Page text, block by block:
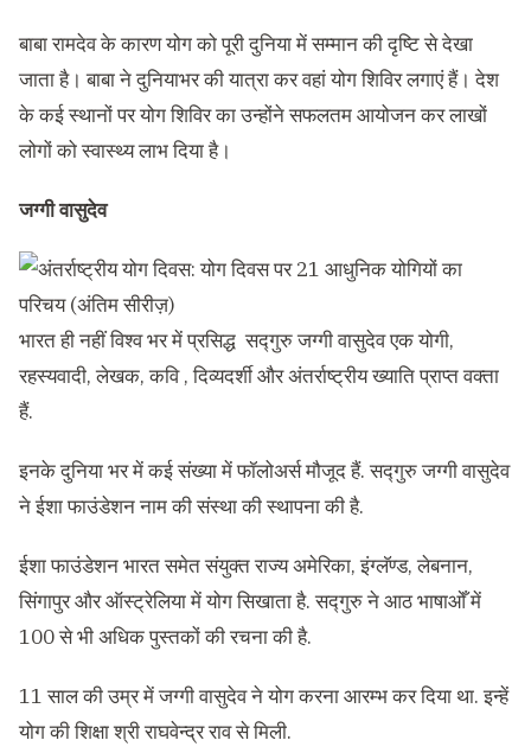
बाबा रामदेव के कारण योग को पूरी दुनिया में सम्मान की दृष्टि से देखा
जाता है। बाबा ने दुनियाभर की यात्रा कर वहां योग शिविर लगाएं हैं। देश
के कई स्थानों पर योग शिविर का उन्होंने सफलतम आयोजन कर लाखों
लोगों को स्वास्थ्य लाभ दिया है।
जग्गी वासुदेव
भारत ही नहीं विश्व भर में प्रसिद्ध सद्गुरु जग्गी वासुदेव एक योगी,
रहस्यवादी, लेखक, कवि , दिव्यदर्शी और अंतर्राष्ट्रीय ख्याति प्राप्त वक्ता
हैं.
इनके दुनिया भर में कई संख्या में फॉलोअर्स मौजूद हैं. सद्गुरु जग्गी वासुदेव
ने ईशा फाउंडेशन नाम की संस्था की स्थापना की है.
ईशा फाउंडेशन भारत समेत संयुक्त राज्य अमेरिका, इंग्लॅण्ड, लेबनान,
सिंगापुर और ऑस्ट्रेलिया में योग सिखाता है. सद्गुरु ने आठ भाषाओँ में
100 से भी अधिक पुस्तकों की रचना की है.
11 साल की उम्र में जग्गी वासुदेव ने योग करना आरम्भ कर दिया था. इन्हें
योग की शिक्षा श्री राघवेन्द्र राव से मिली.